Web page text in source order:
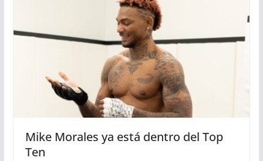
Mike Morales ya está dentro del Top
Ten